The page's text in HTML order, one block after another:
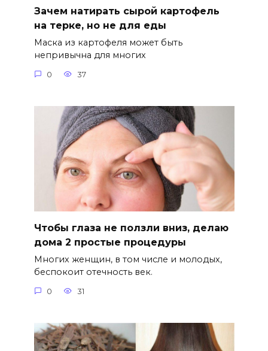
Зачем натирать сырой картофель
на терке, но не для еды
Маска из картофеля может быть
непривычна для многих
0 37
Чтобы глаза не ползли вниз, делаю
дома 2 простые процедуры
Многих женщин, в том числе и молодых,
беспокоит отечность век.
0 31